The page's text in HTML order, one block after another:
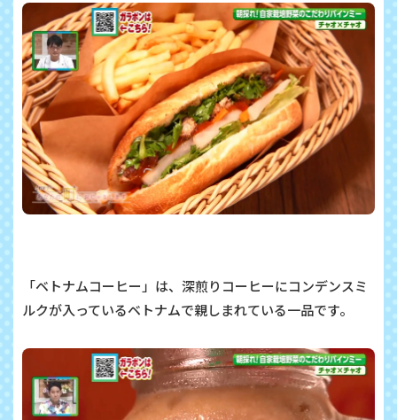
「ベトナムコーヒー」は、深煎りコーヒーにコンデンスミ
ルクが入っているベトナムで親しまれている一品です。